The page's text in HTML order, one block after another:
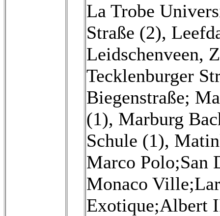
La Trobe
Straße (2),
Leidschenveen,
Tecklenburger
Biegenstraße;
(1), Marburg
Schule (1),
Marco Polo;San
Monaco
Exotique;Albert